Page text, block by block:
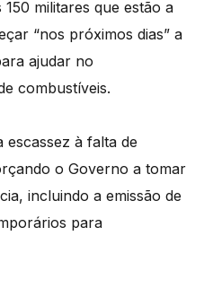
militares que estão a
“nos próximos dias” a
ajudar no
combustíveis.
à falta de
o Governo a tomar
incluindo a emissão de
para